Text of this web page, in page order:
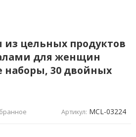
цельных продуктов
для женщин
30 двойных
Артикул: MCL-03224